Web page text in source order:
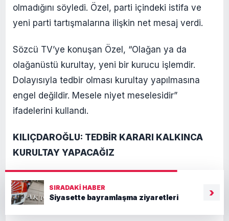
olmadığını söyledi. Özel, parti içindeki istifa ve
yeni parti tartışmalarına ilişkin net mesaj verdi.
Sözcü TV’ye konuşan Özel, “Olağan ya da
olağanüstü kurultay, yeni bir kurucu işlemdir.
Dolayısıyla tedbir olması kurultay yapılmasına
engel değildir. Mesele niyet meselesidir”
ifadelerini kullandı.
KILIÇDAROĞLU: TEDBİR KARARI KALKINCA
KURULTAY YAPACAĞIZ
Yargı kararı ile CHP Genel Başkanlığı görevine
getirilen Kemal Kılıçdaroğlu, “Kurultay ne zaman
SIRADAKI HABER
Siyasette bayramlaşma ziyaretleri ›